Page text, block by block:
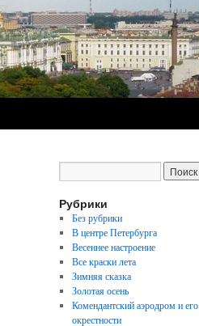
Рубрики
Без рубрики
В центре Петербурга
Весеннее настроение
Все краски лета
Зимняя сказка
Золотая осень
Комендантский аэродром и его
окрестности